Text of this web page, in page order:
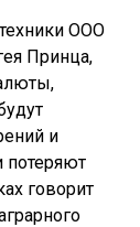
ООО
Принца,
и
потеряют
говорит